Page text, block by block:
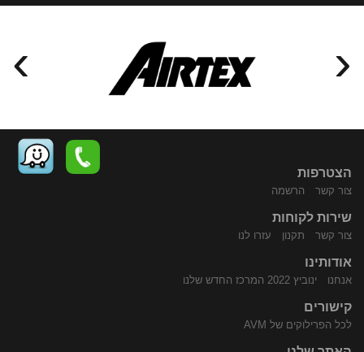
› ‹
הצטרפות
צור קשר הרשמה
שירות לקוחות
צור קשר תקנון עזרו לנו
אודותינו
אנחנו ינוביץ 2022 המרכז החדש שלנו
קישורים
לכל הפרילוקים של AVM